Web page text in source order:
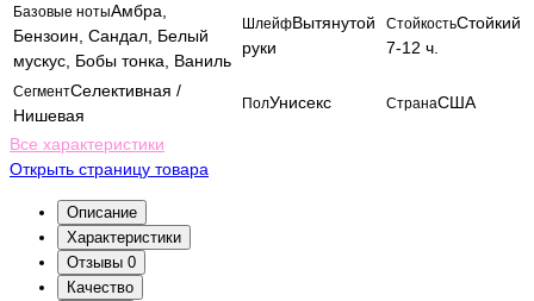
Базовые нотыАмбра,
Бензоин, Сандал, Белый
мускус, Бобы тонка, Ваниль
ШлейфВытянутой
руки
СтойкостьСтойкий
7-12 ч.
СегментСелективная /
Нишевая
ПолУнисекс СтранаСША
Все характеристики
Открыть страницу товара
Описание
Характеристики
Отзывы 0
Качество